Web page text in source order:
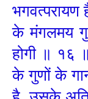
के मंगलमय
होगी ॥ १६
के गुणों के